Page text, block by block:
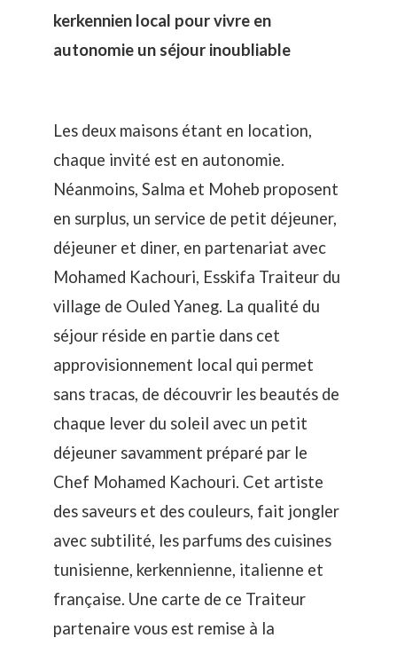
kerkennien local pour vivre en
autonomie un séjour inoubliable
Les deux maisons étant en location,
chaque invité est en autonomie.
Néanmoins, Salma et Moheb proposent
en surplus, un service de petit déjeuner,
déjeuner et diner, en partenariat avec
Mohamed Kachouri, Esskifa Traiteur du
village de Ouled Yaneg. La qualité du
séjour réside en partie dans cet
approvisionnement local qui permet
sans tracas, de découvrir les beautés de
chaque lever du soleil avec un petit
déjeuner savamment préparé par le
Chef Mohamed Kachouri. Cet artiste
des saveurs et des couleurs, fait jongler
avec subtilité, les parfums des cuisines
tunisienne, kerkennienne, italienne et
française. Une carte de ce Traiteur
partenaire vous est remise à la